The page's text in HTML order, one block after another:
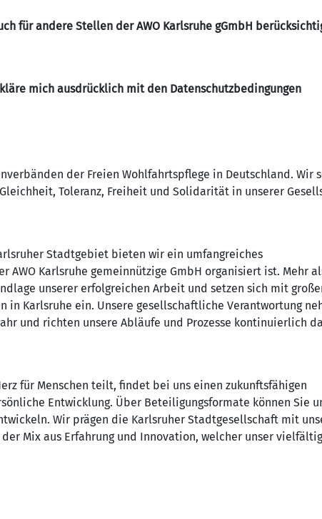
für andere Stellen der AWO Karlsruhe gGmbH
mich ausdrücklich mit den Datenschutzbedingungen
der Freien Wohlfahrtspflege in Deutschland. Wir
Toleranz, Freiheit und Solidarität in unserer
Stadtgebiet bieten wir ein umfangreiches
Karlsruhe gemeinnützige GmbH organisiert ist. Mehr
unserer erfolgreichen Arbeit und setzen sich mit
in Karlsruhe ein. Unsere gesellschaftliche Verantwortung
und richten unsere Abläufe und Prozesse kontinuierlich
für Menschen teilt, findet bei uns einen zukunftsfähigen
Entwicklung. Über Beteiligungsformate können Sie
Wir prägen die Karlsruher Stadtgesellschaft mit
Mix aus Erfahrung und Innovation, welcher unser